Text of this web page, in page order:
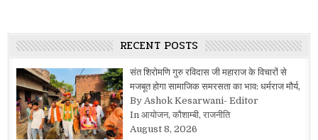
RECENT POSTS
संत शिरोमणि गुरु रविदास जी महाराज के विचारों से
मजबूत होगा सामाजिक समरसता का भाव: धर्मराज मौर्य,
By Ashok Kesarwani- Editor
In आयोजन, कौशाम्बी, राजनीति
August 8, 2026